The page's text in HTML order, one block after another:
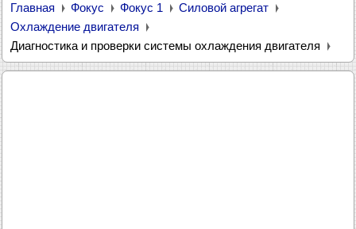
Главная Фокус Фокус 1
Силовой агрегат
Охлаждение двигателя
Диагностика и проверки системы охлаждения двигателя